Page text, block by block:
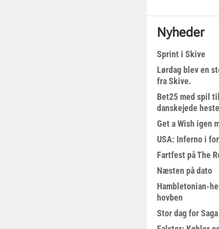
Nyheder
Sprint i Skive
Lørdag blev en
fra Skive.
Bet25 med spil
danskejede
Get a Wish igen
USA: Inferno i
Fartfest på The
Næsten på dato
Hambletonian-
hovben
Stor dag for